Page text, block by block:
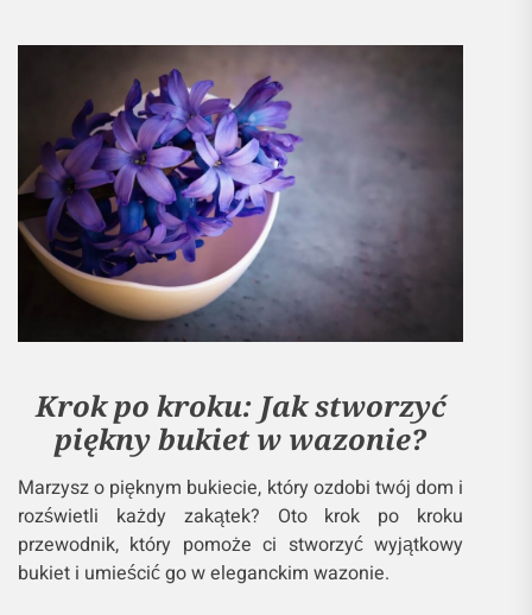
Krok po kroku: Jak stworzyć
piękny bukiet w wazonie?
Marzysz o pięknym bukiecie, który ozdobi twój dom i
rozświetli każdy zakątek? Oto krok po kroku
przewodnik, który pomoże ci stworzyć wyjątkowy
bukiet i umieścić go w eleganckim wazonie.